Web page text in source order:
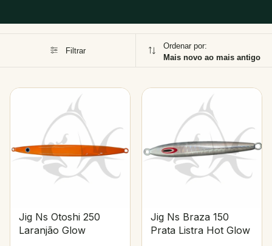
Filtrar
Ordenar por:
Mais novo ao mais antigo
Jig Ns Otoshi 250
Laranjão Glow
Jig Ns Braza 150
Prata Listra Hot Glow